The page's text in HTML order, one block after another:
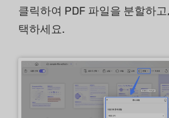
클릭하여 PDF 파일을 분할하
택하세요.